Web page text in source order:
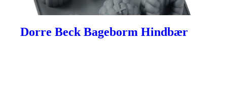
Dorre Beck Bageborm Hindbær